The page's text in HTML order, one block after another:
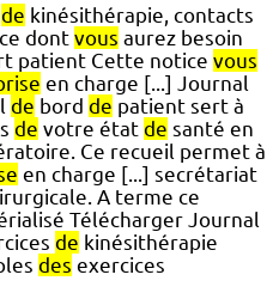
de kinésithérapie, contacts
dont vous aurez besoin
patient Cette notice vous
en charge [...] Journal
de bord de patient sert à
de votre état de santé en
Ce recueil permet à
en charge [...] secrétariat
A terme ce
Télécharger Journal
de kinésithérapie
des exercices